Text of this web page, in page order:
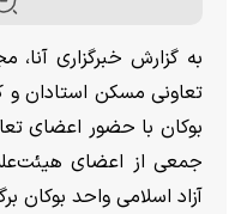
به گزارش خبرگزاری
تعاونی مسکن استادان و
بوکان با حضور اعضای
جمعی از اعضای
آزاد اسلامی واحد بوکان